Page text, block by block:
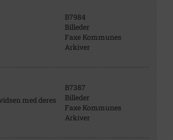
B7984
Billeder
Faxe Kommunes
Arkiver
med deres
B7387
Billeder
Faxe Kommunes
Arkiver